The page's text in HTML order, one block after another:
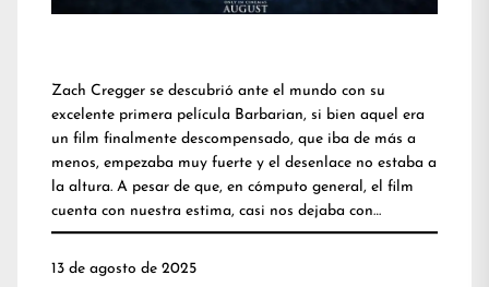
Zach Cregger se descubrió ante el mundo con su
excelente primera película Barbarian, si bien aquel era
un film finalmente descompensado, que iba de más a
menos, empezaba muy fuerte y el desenlace no estaba a
la altura. A pesar de que, en cómputo general, el film
cuenta con nuestra estima, casi nos dejaba con…
13 de agosto de 2025